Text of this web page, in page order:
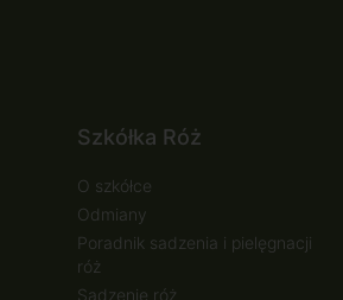
Szkółka Róż
O szkółce
Odmiany
Poradnik sadzenia i pielęgnacji
róż
Sadzenie róż